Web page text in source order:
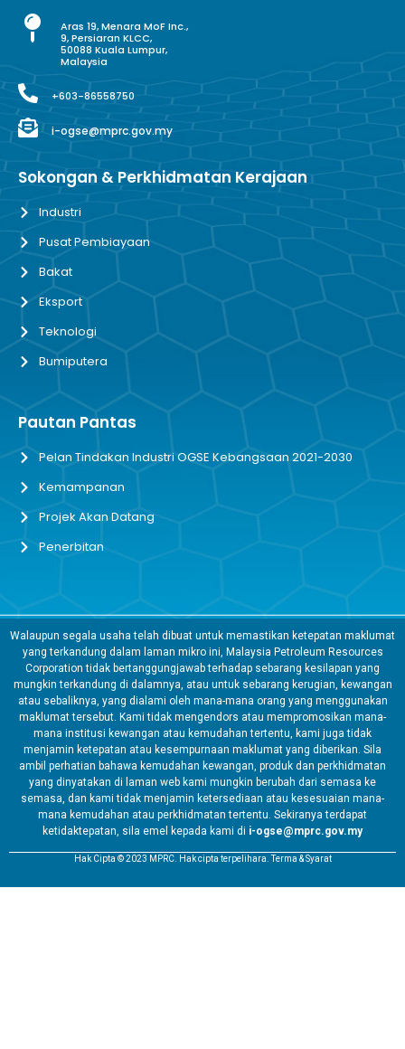
Aras 19, Menara MoF Inc.,
9, Persiaran KLCC,
50088 Kuala Lumpur,
Malaysia
+603-86558750
i-ogse@mprc.gov.my
Sokongan & Perkhidmatan Kerajaan
Industri
Pusat Pembiayaan
Bakat
Eksport
Teknologi
Bumiputera
Pautan Pantas
Pelan Tindakan Industri OGSE Kebangsaan 2021-2030
Kemampanan
Projek Akan Datang
Penerbitan
Walaupun segala usaha telah dibuat untuk memastikan ketepatan maklumat
yang terkandung dalam laman mikro ini, Malaysia Petroleum Resources
Corporation tidak bertanggungjawab terhadap sebarang kesilapan yang
mungkin terkandung di dalamnya, atau untuk sebarang kerugian, kewangan
atau sebaliknya, yang dialami oleh mana-mana orang yang menggunakan
maklumat tersebut. Kami tidak mengendors atau mempromosikan mana-
mana institusi kewangan atau kemudahan tertentu, kami juga tidak
menjamin ketepatan atau kesempurnaan maklumat yang diberikan. Sila
ambil perhatian bahawa kemudahan kewangan, produk dan perkhidmatan
yang dinyatakan di laman web kami mungkin berubah dari semasa ke
semasa, dan kami tidak menjamin ketersediaan atau kesesuaian mana-
mana kemudahan atau perkhidmatan tertentu. Sekiranya terdapat
ketidaktepatan, sila emel kepada kami di i-ogse@mprc.gov.my
Hak Cipta © 2023 MPRC. Hak cipta terpelihara. Terma & Syarat